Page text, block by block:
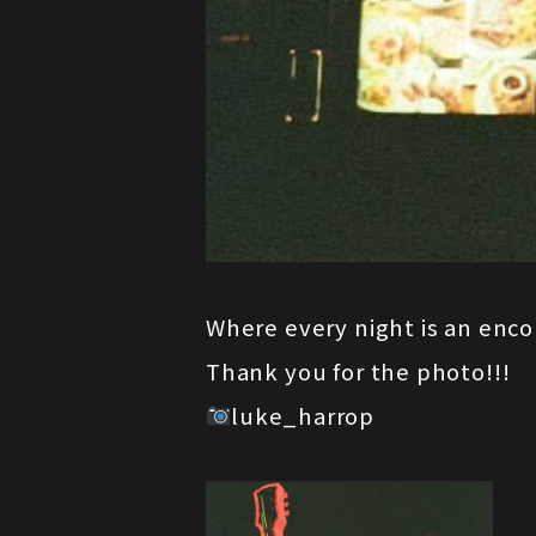
Where every night is an
Thank you for the photo!!!
luke_harrop